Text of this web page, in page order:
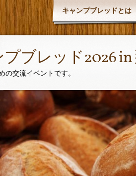
キャンプブレッドとは
ブレッド2026
の交流イベントです。